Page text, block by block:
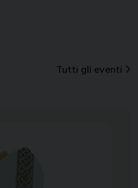
Tutti gli eventi